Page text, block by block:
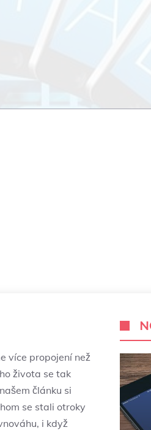
více propojení než
života se tak
článku⁢ si
se stali otroky
i když